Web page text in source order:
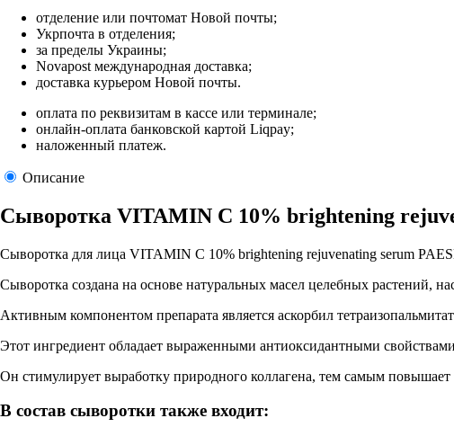
отделение или почтомат Новой почты;
Укрпочта в отделения;
за пределы Украины;
Novapost международная доставка;
доставка курьером Новой почты.
оплата по реквизитам в кассе или терминале;
онлайн-оплата банковской картой Liqpay;
наложенный платеж.
Описание
Сыворотка VITAMIN C 10% brightening
Сыворотка для лица VITAMIN C 10% brightening rejuvenating serum
Сыворотка создана на основе натуральных масел целебных
Активным компонентом препарата является аскорбил
Этот ингредиент обладает выраженными антиоксидантными
Он стимулирует выработку природного коллагена, тем самым повышает
В состав сыворотки также входит: